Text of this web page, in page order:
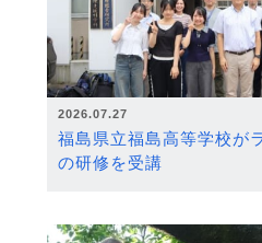
2026.07.27
福島県立福島高等学校が
の研修を受講